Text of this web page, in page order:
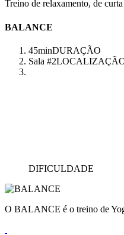
Treino de relaxamento, de
BALANCE
45minDURAÇÃO
Sala #2
DIFICULDADE
O BALANCE é o treino de